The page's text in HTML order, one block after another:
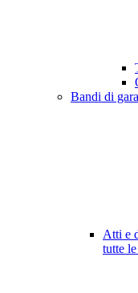
Bandi di
Atti e
tutte